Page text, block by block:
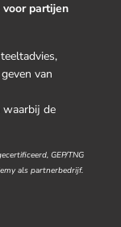
partijen
van
waarbij de
GEP/TNG
als partnerbedrijf.